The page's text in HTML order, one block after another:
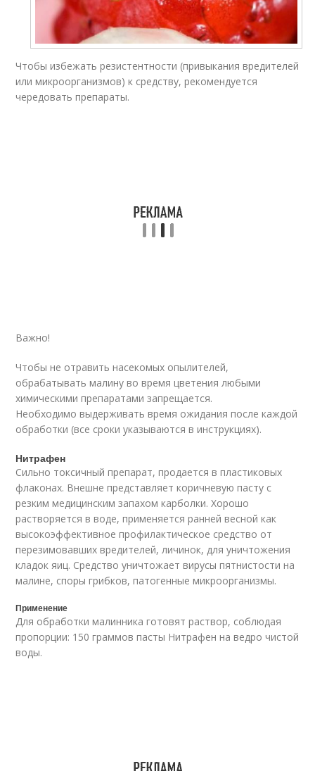
Чтобы избежать резистентности (привыкания вредителей
или микроорганизмов) к средству, рекомендуется
чередовать препараты.
Важно!
Чтобы не отравить насекомых опылителей,
обрабатывать малину во время цветения любыми
химическими препаратами запрещается.
Необходимо выдерживать время ожидания после каждой
обработки (все сроки указываются в инструкциях).
Нитрафен
Сильно токсичный препарат, продается в пластиковых
флаконах. Внешне представляет коричневую пасту с
резким медицинским запахом карболки. Хорошо
растворяется в воде, применяется ранней весной как
высокоэффективное профилактическое средство от
перезимовавших вредителей, личинок, для уничтожения
кладок яиц. Средство уничтожает вирусы пятнистости на
малине, споры грибков, патогенные микроорганизмы.
Применение
Для обработки малинника готовят раствор, соблюдая
пропорции: 150 граммов пасты Нитрафен на ведро чистой
воды.